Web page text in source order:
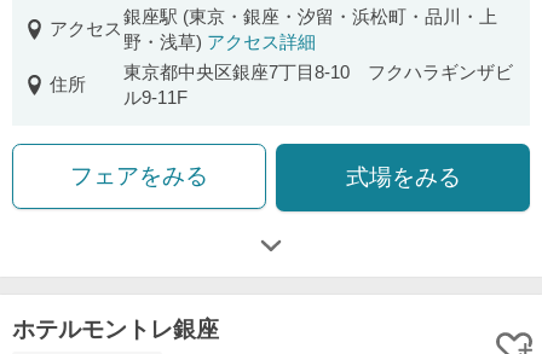
アクセス
銀座駅 (東京・銀座・汐留・浜松町・品川・上
野・浅草) アクセス詳細
住所
東京都中央区銀座7丁目8-10 フクハラギンザビ
ル9-11F
フェアをみる 式場をみる
ホテルモントレ銀座